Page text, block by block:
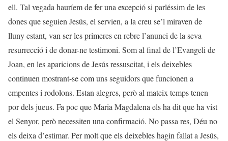
ell. Tal vegada hauríem de fer una excepció si parléssim de les
dones que seguien Jesús, el servien, a la creu se’l miraven de
lluny estant, van ser les primeres en rebre l’anunci de la seva
resurrecció i de donar-ne testimoni. Som al final de l’Evangeli de
Joan, en les aparicions de Jesús ressuscitat, i els deixebles
continuen mostrant-se com uns seguidors que funcionen a
empentes i rodolons. Estan alegres, però al mateix temps tenen
por dels jueus. Fa poc que Maria Magdalena els ha dit que ha vist
el Senyor, però necessiten una confirmació. No passa res, Déu no
els deixa d’estimar. Per molt que els deixebles hagin fallat a Jesús,